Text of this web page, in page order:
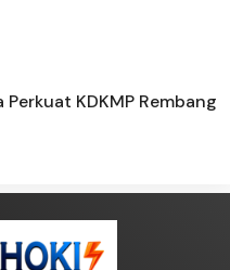
KDKMP Rembang